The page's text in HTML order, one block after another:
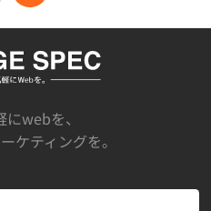
webを、
ケティングを。